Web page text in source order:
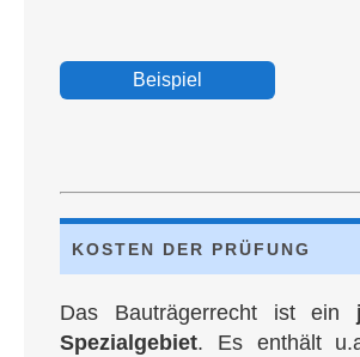
Bei­spiel
KOS­TEN DER PRÜFUNG
Das Bau­trä­ger­recht ist ein
Spe­zi­al­ge­biet. Es ent­hält